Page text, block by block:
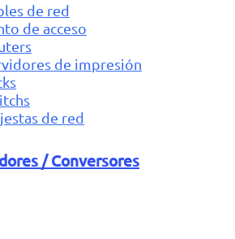
de red
de acceso
de impresión
de red
/ Conversores